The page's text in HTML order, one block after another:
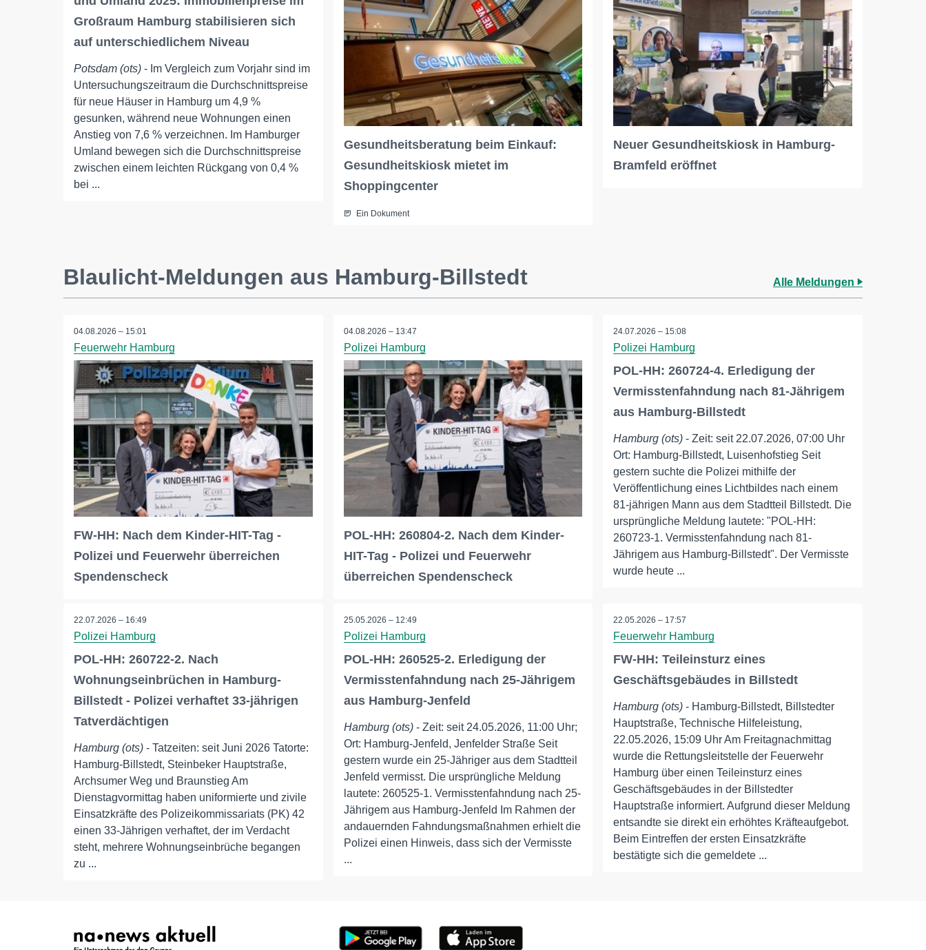
Großraum Hamburg stabilisieren sich
auf unterschiedlichem Niveau
Potsdam (ots) - Im Vergleich zum Vorjahr sind im
Untersuchungszeitraum die Durchschnittspreise
für neue Häuser in Hamburg um 4,9 %
gesunken, während neue Wohnungen einen
Anstieg von 7,6 % verzeichnen. Im Hamburger
Umland bewegen sich die Durchschnittspreise
zwischen einem leichten Rückgang von 0,4 %
bei ...
Gesundheitsberatung beim Einkauf:
Gesundheitskiosk mietet im
Shoppingcenter
Ein Dokument
Neuer Gesundheitskiosk in Hamburg-
Bramfeld eröffnet
Blaulicht-Meldungen aus Hamburg-Billstedt Alle Meldungen
04.08.2026 – 15:01
Feuerwehr Hamburg
FW-HH: Nach dem Kinder-HIT-Tag -
Polizei und Feuerwehr überreichen
Spendenscheck
04.08.2026 – 13:47
Polizei Hamburg
POL-HH: 260804-2. Nach dem Kinder-
HIT-Tag - Polizei und Feuerwehr
überreichen Spendenscheck
24.07.2026 – 15:08
Polizei Hamburg
POL-HH: 260724-4. Erledigung der
Vermisstenfahndung nach 81-Jährigem
aus Hamburg-Billstedt
Hamburg (ots) - Zeit: seit 22.07.2026, 07:00 Uhr
Ort: Hamburg-Billstedt, Luisenhofstieg Seit
gestern suchte die Polizei mithilfe der
Veröffentlichung eines Lichtbildes nach einem
81-jährigen Mann aus dem Stadtteil Billstedt. Die
ursprüngliche Meldung lautete: "POL-HH:
260723-1. Vermisstenfahndung nach 81-
Jährigem aus Hamburg-Billstedt". Der Vermisste
wurde heute ...
22.07.2026 – 16:49
Polizei Hamburg
POL-HH: 260722-2. Nach
Wohnungseinbrüchen in Hamburg-
Billstedt - Polizei verhaftet 33-jährigen
Tatverdächtigen
Hamburg (ots) - Tatzeiten: seit Juni 2026 Tatorte:
Hamburg-Billstedt, Steinbeker Hauptstraße,
Archsumer Weg und Braunstieg Am
Dienstagvormittag haben uniformierte und zivile
Einsatzkräfte des Polizeikommissariats (PK) 42
einen 33-Jährigen verhaftet, der im Verdacht
steht, mehrere Wohnungseinbrüche begangen
zu ...
25.05.2026 – 12:49
Polizei Hamburg
POL-HH: 260525-2. Erledigung der
Vermisstenfahndung nach 25-Jährigem
aus Hamburg-Jenfeld
Hamburg (ots)- Zeit: seit 24.05.2026, 11:00 Uhr;
Ort: Hamburg-Jenfeld, Jenfelder Straße Seit
gestern wurde ein 25-Jähriger aus dem Stadtteil
Jenfeld vermisst. Die ursprüngliche Meldung
lautete: 260525-1. Vermisstenfahndung nach 25-
Jährigem aus Hamburg-Jenfeld Im Rahmen der
andauernden Fahndungsmaßnahmen erhielt die
Polizei einen Hinweis, dass sich der Vermisste
...
22.05.2026 – 17:57
Feuerwehr Hamburg
FW-HH: Teileinsturz eines
Geschäftsgebäudes in Billstedt
Hamburg (ots) - Hamburg-Billstedt, Billstedter
Hauptstraße, Technische Hilfeleistung,
22.05.2026, 15:09 Uhr Am Freitagnachmittag
wurde die Rettungsleitstelle der Feuerwehr
Hamburg über einen Teileinsturz eines
Geschäftsgebäudes in der Billstedter
Hauptstraße informiert. Aufgrund dieser Meldung
entsandte sie direkt ein erhöhtes Kräfteaufgebot.
Beim Eintreffen der ersten Einsatzkräfte
bestätigte sich die gemeldete ...